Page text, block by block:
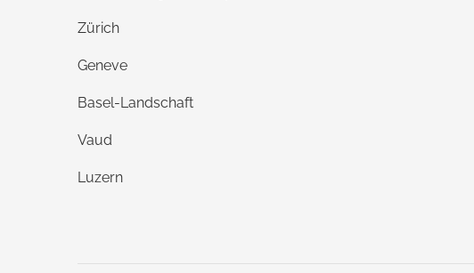
Zürich
Geneve
Basel-Landschaft
Vaud
Luzern